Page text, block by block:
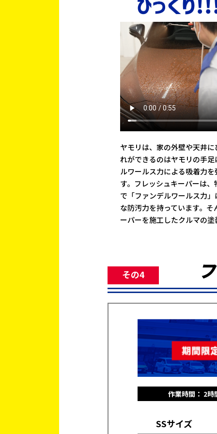
ヤモリは、家の外壁や天井
れができるのはヤモリの手
ルワールス力による吸着力
す。フレッシュキーパーは
で「ファンデルワールス力
な防汚力を持っています。
ーパーを施工したクルマの
その4
作業時間： 2時
SSサイズ